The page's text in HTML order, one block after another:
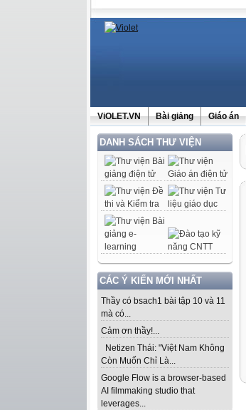
ViOLET.VN Bài giảng Giáo án
DANH SÁCH THƯ VIỆN
CÁC Ý KIẾN MỚI NHẤT
Thầy có bsach1 bài tập 10 và 11
mà có...
Cảm ơn thầy!...
Netizen Thái: "Việt Nam Không
Còn Muốn Chỉ Là...
Google Flow is a browser-based
AI filmmaking studio that
leverages...